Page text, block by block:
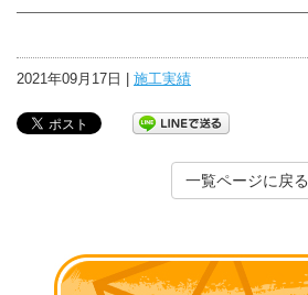
2021年09月17日 | 施工実績
一覧ページに戻る